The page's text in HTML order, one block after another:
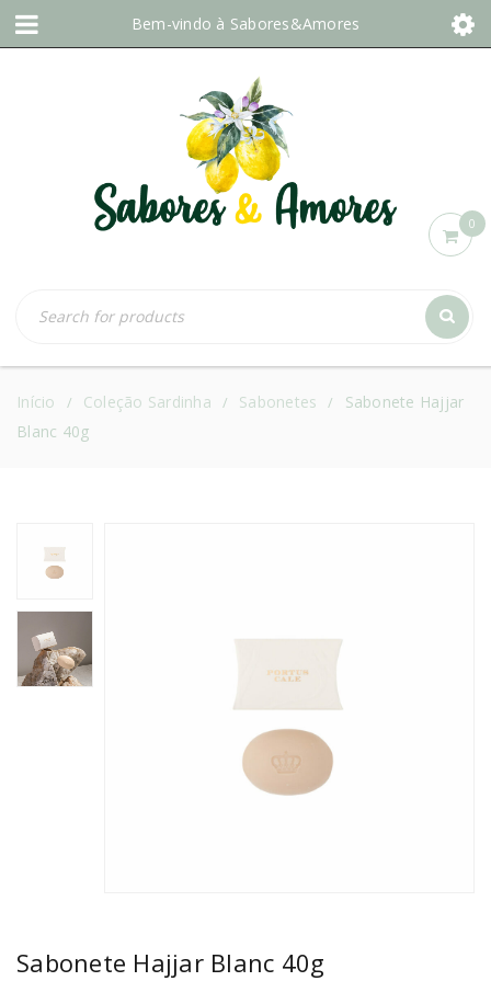
Bem-vindo à Sabores&Amores
0
Início / Coleção Sardinha / Sabonetes /
Sabonete Hajjar
Blanc 40g
Sabonete Hajjar Blanc 40g